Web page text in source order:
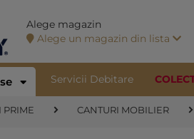
Alege magazin
Alege un magazin din lista
Servicii Debitare
PRIME CANTURI MOBILIER